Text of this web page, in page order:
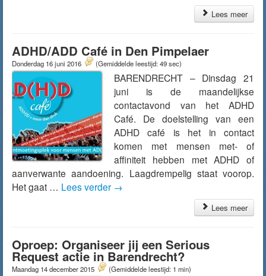
Lees meer
ADHD/ADD Café in Den Pimpelaer
Donderdag 16 juni 2016 (Gemiddelde leestijd: 49 sec)
BARENDRECHT – Dinsdag 21
juni is de maandelijkse
contactavond van het ADHD
Café. De doelstelling van een
ADHD café is het in contact
komen met mensen met- of
affiniteit hebben met ADHD of
aanverwante aandoening. Laagdrempelig staat voorop.
Het gaat … Lees verder →
Lees meer
Oproep: Organiseer jij een Serious
Request actie in Barendrecht?
Maandag 14 december 2015 (Gemiddelde leestijd: 1 min)